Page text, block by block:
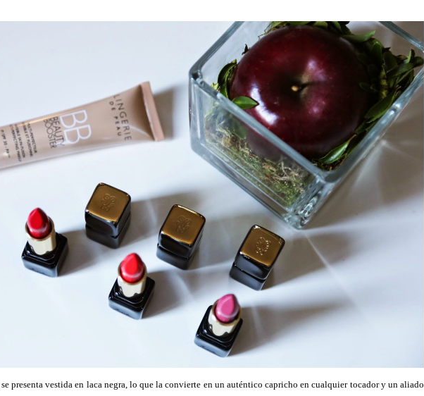
se presenta vestida en laca negra, lo que la convierte en un auténtico capricho en cualquier tocador y un aliado